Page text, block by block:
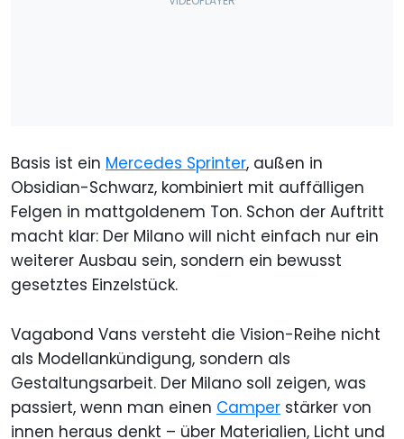
Basis ist ein Mercedes Sprinter, außen in
Obsidian-Schwarz, kombiniert mit auffälligen
Felgen in mattgoldenem Ton. Schon der Auftritt
macht klar: Der Milano will nicht einfach nur ein
weiterer Ausbau sein, sondern ein bewusst
gesetztes Einzelstück.
Vagabond Vans versteht die Vision-Reihe nicht
als Modellankündigung, sondern als
Gestaltungsarbeit. Der Milano soll zeigen, was
passiert, wenn man einen Camper stärker von
innen heraus denkt – über Materialien, Licht und